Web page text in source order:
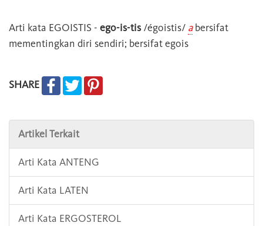
Arti kata EGOISTIS - ego-is-tis/égoistis/ abersifat
mementingkan diri sendiri; bersifat egois
SHARE
Artikel Terkait
Arti Kata ANTENG
Arti Kata LATEN
Arti Kata ERGOSTEROL